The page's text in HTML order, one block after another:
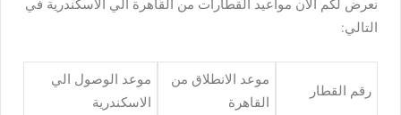
نعرض لكم الآن مواعيد القطارات من القاهرة الي الاسكندرية في
التالي:
رقم القطار
موعد الانطلاق من
القاهرة
موعد الوصول الي
الاسكندرية